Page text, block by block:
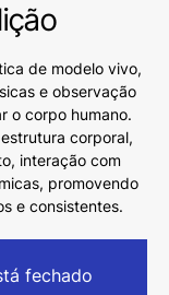
de modelo vivo,
e observação
o corpo humano.
corporal,
interação com
promovendo
e consistentes.
fechado